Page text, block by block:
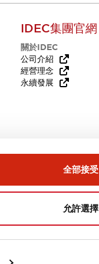
全部接受
允許選擇
IDEC集團官網
關於IDEC
公司介紹
經營理念
永續發展